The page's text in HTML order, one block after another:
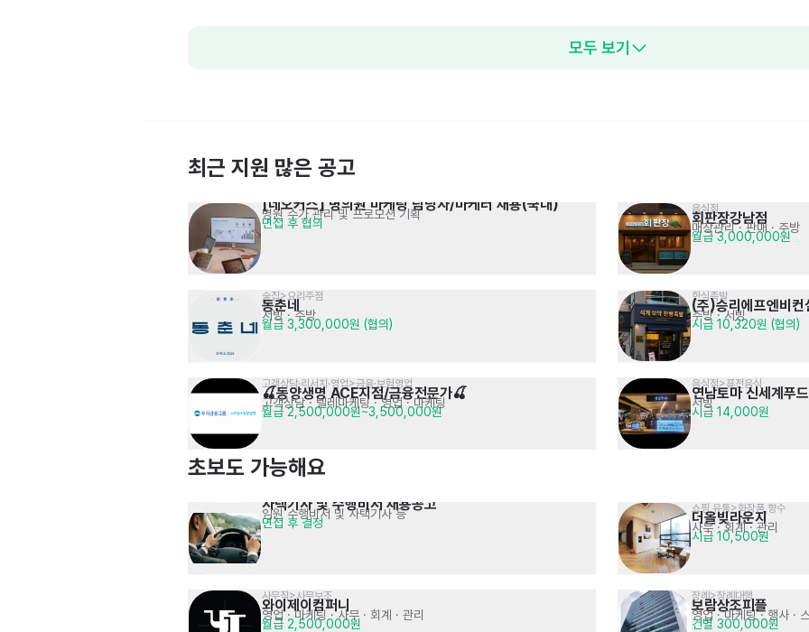
[입사축하금 지급] KREAM
정품 검수 및 가품 식별
데이터(EXCEL) 관리 사무직 채용
마케팅 데이터 분석 및 정리
시급 12,000원
[중장년층 우대]
물류관리 경력사원 채용
자재 입출고 관리
연봉 4,000만원 이상 (면접 후 협의)
[입사축하금 지급] KREAM
검수센터 입고검수 크루원
상품 구성 및 컨디션 체크 등
월 250만원 (세전)
[입사축하금] 주2/3일/숏타임
선택
입고, 출고, 재고관리, 상품분류 등
월급 : 1,884,962원
전기/기계전공 기술 영업사원
2차전지 / 반도체 및 조립장비 등
면접 후 결정
모두 보기
최근 지원 많은 공고
[네오커스] 병의원 마케팅 담당자/마케터 채용(국내)
병원 수가 관리 및 프로모션 기획
면접 후 협의
술집>요리주점
동춘네
서빙· 주방
월급 3,300,000원 (협의)
고객상담·리서치·영업>금융·보험영업
🍒동양생명 ACE지점/금융전문가🍒
고객상담 · 텔레마케팅 · 영업 · 마케팅
월급 2,500,000원~3,500,000원
음식점
회판장강남점
매장관리 · 판매 · 주방
월급 3,000,000원
한식족발
(주)승리에프엔비컨
주방· 서빙
시급 10,320원 (협의)
음식점>퓨전음식
연남토마 신세계푸
서빙
시급 14,000원
초보도 가능해요
사택기사 및 수행비서 채용공고
임원 수행비서 및 사택기사 등
면접 후 결정
사무직>사무보조
와이제이컴퍼니
영업 · 마케팅 · 사무 · 회계 · 관리
월급 2,500,000원
쇼핑,유통>화장품,향수
더올빚라운지
사무 · 회계 · 관리
시급 10,500원
장례>장례대행
보람상조피플
영업 · 마케팅· 행사 ·
건별 300,000원